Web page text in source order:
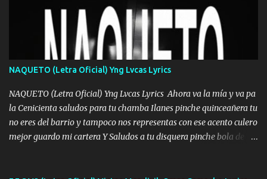
❌ www.elnorteduro.com ❌ Yo No limito los Sueños , si no existe
Uno pues Hallamos Modos , Si me caigo me Levanto, Aprendo Del
Error Y me sacudo El Lodo ❌ www.elnorteduro.com ❌ El Dinero
No me falta Pero Tampoco me Estorba , Por Eso Manejo Todo
Bien Regido Por mis Normas . Aquí no Se Sufre de Ego vengo Desde
Abajo y me costó subir Fue Con Trabajo Y Esfuerzo, Nada es
Regalado Me Super Invertir A Mí lado Una Princesa que A pesar de
Todo Siempre a estado ahí . Hecho pa...
NAQUETO (Letra Oficial) Yng Lvcas Lyrics
NAQUETO (Letra Oficial) Yng Lvcas Lyrics Ahora va la mía y va pa
la Cenicienta saludos para tu chamba Ilanes pinche quinceañera tu
no eres del barrio y tampoco nos representas con ese acento culero
mejor guardo mi cartera Y Saludos a tu disquera pinche bola de